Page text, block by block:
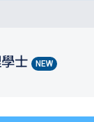
學士 NEW